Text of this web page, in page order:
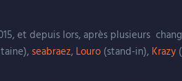
et depuis lors, après plusieurs
seabraez, Louro (stand-in), Krazy